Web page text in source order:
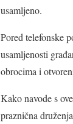
usamljeno.
Pored telefonske
usamljenosti
obrocima i
Kako navode s
praznična